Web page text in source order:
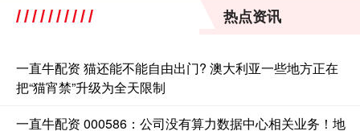
热点资讯
一直牛配资 猫还能不能自由出门? 澳大利亚一些地方正在
把“猫宵禁”升级为全天限制
一直牛配资 000586：公司没有算力数据中心相关业务！地